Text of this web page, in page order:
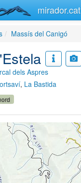
mirador.cat
Massís del Canigó
dels Aspres
, La Bastida